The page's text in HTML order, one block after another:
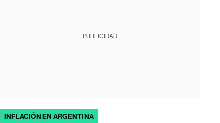
PUBLICIDAD
INFLACIÓN EN ARGENTINA